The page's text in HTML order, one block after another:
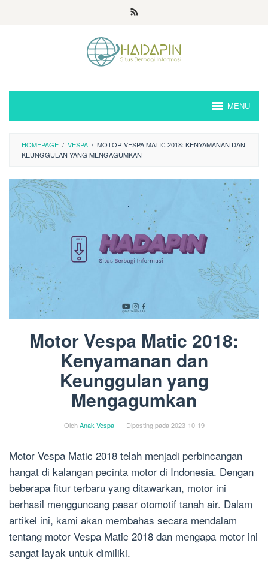
MENU
HOMEPAGE / VESPA / MOTOR VESPA MATIC 2018: KENYAMANAN DAN
KEUNGGULAN YANG MENGAGUMKAN
Motor Vespa Matic 2018:
Kenyamanan dan
Keunggulan yang
Mengagumkan
OlehAnak Vespa Diposting pada 2023-10-19
Motor Vespa Matic 2018 telah menjadi perbincangan
hangat di kalangan pecinta motor di Indonesia. Dengan
beberapa fitur terbaru yang ditawarkan, motor ini
berhasil mengguncang pasar otomotif tanah air. Dalam
artikel ini, kami akan membahas secara mendalam
tentang motor Vespa Matic 2018 dan mengapa motor ini
sangat layak untuk dimiliki.